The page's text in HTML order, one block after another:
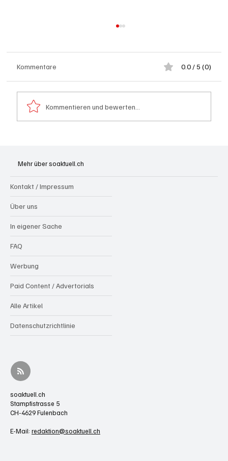
Kommentare 0.0 / 5 (0)
Kommentieren und bewerten...
Mehr über soaktuell.ch
Kontakt / Impressum
Über uns
In eigener Sache
FAQ
Werbung
Paid Content / Advertorials
Alle Artikel
Datenschutzrichtlinie
soaktuell.ch
Stampfistrasse 5
CH-4629 Fulenbach
E-Mail: redaktion@soaktuell.ch